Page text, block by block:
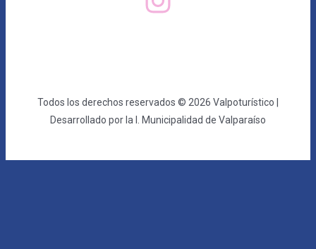
Todos los derechos reservados © 2026 Valpoturístico |
Desarrollado por la I. Municipalidad de Valparaíso